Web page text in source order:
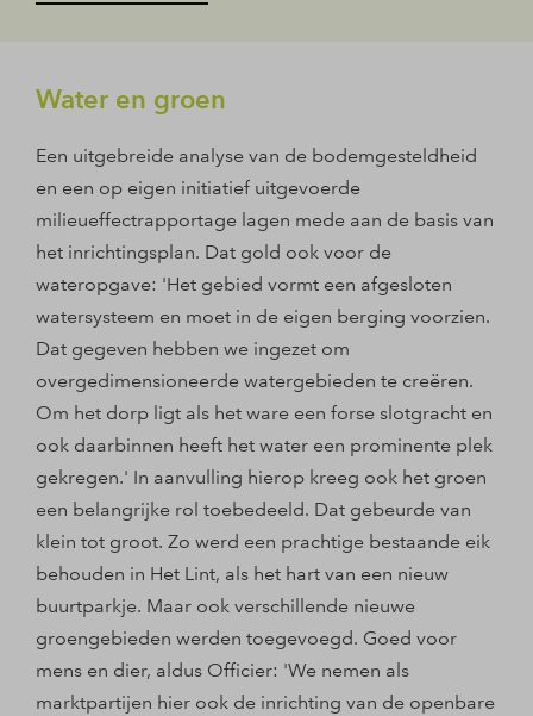
Water en groen
Een uitgebreide analyse van de bodemgesteldheid
en een op eigen initiatief uitgevoerde
milieueffectrapportage lagen mede aan de basis van
het inrichtingsplan. Dat gold ook voor de
wateropgave: 'Het gebied vormt een afgesloten
watersysteem en moet in de eigen berging voorzien.
Dat gegeven hebben we ingezet om
overgedimensioneerde watergebieden te creëren.
Om het dorp ligt als het ware een forse slotgracht en
ook daarbinnen heeft het water een prominente plek
gekregen.' In aanvulling hierop kreeg ook het groen
een belangrijke rol toebedeeld. Dat gebeurde van
klein tot groot. Zo werd een prachtige bestaande eik
behouden in Het Lint, als het hart van een nieuw
buurtparkje. Maar ook verschillende nieuwe
groengebieden werden toegevoegd. Goed voor
mens en dier, aldus Officier: 'We nemen als
marktpartijen hier ook de inrichting van de openbare